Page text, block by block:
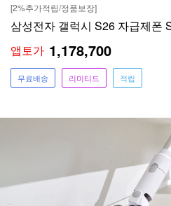
[2%추가적립/정품보장]
삼성전자 갤럭시 S26 자급제폰
앱토가 1,178,700
무료배송 리미티드 적립